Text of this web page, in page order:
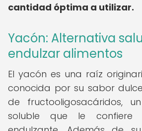
cantidad óptima a utilizar.
Yacón: Alternativa
endulzar alimentos
El yacón es una raíz
conocida por su sabor
de fructooligosacáridos,
soluble que le confiere